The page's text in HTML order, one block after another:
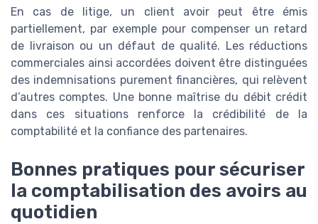
En cas de litige, un client avoir peut être émis
partiellement, par exemple pour compenser un retard
de livraison ou un défaut de qualité. Les réductions
commerciales ainsi accordées doivent être distinguées
des indemnisations purement financières, qui relèvent
d’autres comptes. Une bonne maîtrise du débit crédit
dans ces situations renforce la crédibilité de la
comptabilité et la confiance des partenaires.
Bonnes pratiques pour sécuriser
la comptabilisation des avoirs au
quotidien